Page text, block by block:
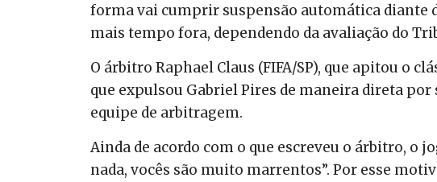
forma vai cumprir suspensão automática diante
mais tempo fora, dependendo da avaliação do
O árbitro Raphael Claus (FIFA/SP), que apitou o
que expulsou Gabriel Pires de maneira direta
equipe de arbitragem.
Ainda de acordo com o que escreveu o árbitro, o
nada, vocês são muito marrentos”. Por esse